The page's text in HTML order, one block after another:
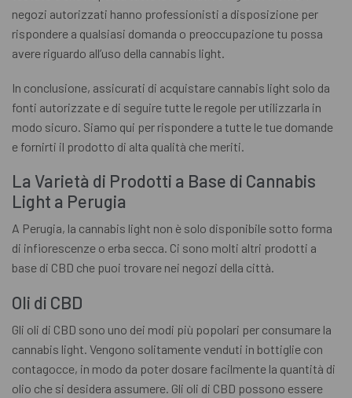
negozi autorizzati hanno professionisti a disposizione per
rispondere a qualsiasi domanda o preoccupazione tu possa
avere riguardo all’uso della cannabis light.
In conclusione, assicurati di acquistare cannabis light solo da
fonti autorizzate e di seguire tutte le regole per utilizzarla in
modo sicuro. Siamo qui per rispondere a tutte le tue domande
e fornirti il prodotto di alta qualità che meriti.
La Varietà di Prodotti a Base di Cannabis
Light a Perugia
A Perugia, la cannabis light non è solo disponibile sotto forma
di infiorescenze o erba secca. Ci sono molti altri prodotti a
base di CBD che puoi trovare nei negozi della città.
Oli di CBD
Gli oli di CBD sono uno dei modi più popolari per consumare la
cannabis light. Vengono solitamente venduti in bottiglie con
contagocce, in modo da poter dosare facilmente la quantità di
olio che si desidera assumere. Gli oli di CBD possono essere